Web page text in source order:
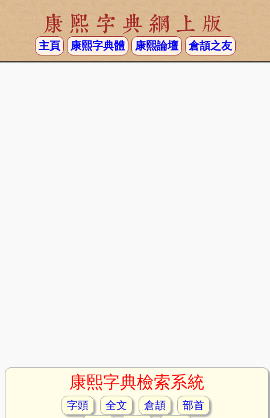
康熙字典網上版
主頁 康熙字典體 康熙論壇 倉頡之友
康熙字典檢索系統
字頭 全文 倉頡
部首